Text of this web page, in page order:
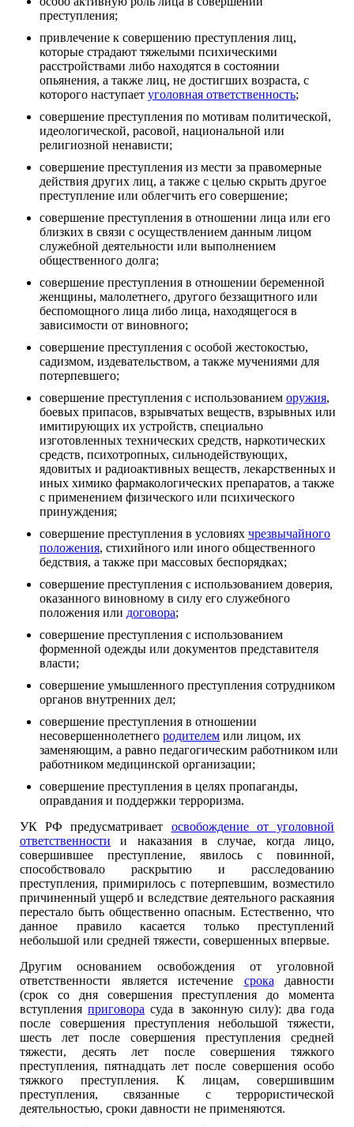
преступления;
привлечение к совершению преступления лиц,
которые страдают тяжелыми психическими
расстройствами либо находятся в состоянии
опьянения, а также лиц, не достигших возраста, с
которого наступает уголовная ответственность;
совершение преступления по мотивам политической,
идеологической, расовой, национальной или
религиозной ненависти;
совершение преступления из мести за правомерные
действия других лиц, а также с целью скрыть другое
преступление или облегчить его совершение;
совершение преступления в отношении лица или его
близких в связи с осуществлением данным лицом
служебной деятельности или выполнением
общественного долга;
совершение преступления в отношении беременной
женщины, малолетнего, другого беззащитного или
беспомощного лица либо лица, находящегося в
зависимости от виновного;
совершение преступления с особой жестокостью,
садизмом, издевательством, а также мучениями для
потерпевшего;
совершение преступления с использованием оружия,
боевых припасов, взрывчатых веществ, взрывных или
имитирующих их устройств, специально
изготовленных технических средств, наркотических
средств, психотропных, сильнодействующих,
ядовитых и радиоактивных веществ, лекарственных и
иных химико фармакологических препаратов, а также
с применением физического или психического
принуждения;
совершение преступления в условиях чрезвычайного
положения, стихийного или иного общественного
бедствия, а также при массовых беспорядках;
совершение преступления с использованием доверия,
оказанного виновному в силу его служебного
положения или договора;
совершение преступления с использованием
форменной одежды или документов представителя
власти;
совершение умышленного преступления сотрудником
органов внутренних дел;
совершение преступления в отношении
несовершеннолетнего родителем или лицом, их
заменяющим, а равно педагогическим работником или
работником медицинской организации;
совершение преступления в целях пропаганды,
оправдания и поддержки терроризма.
УК РФ предусматривает освобождение от уголовной
ответственности и наказания в случае, когда лицо,
совершившее преступление, явилось с повинной,
способствовало раскрытию и расследованию
преступления, примирилось с потерпевшим, возместило
причиненный ущерб и вследствие деятельного раскаяния
перестало быть общественно опасным. Естественно, что
данное правило касается только преступлений
небольшой или средней тяжести, совершенных впервые.
Другим основанием освобождения от уголовной
ответственности является истечение срока давности
(срок со дня совершения преступления до момента
вступленияприговора суда в законную силу): два года
после совершения преступления небольшой тяжести,
шесть лет после совершения преступления средней
тяжести, десять лет после совершения тяжкого
преступления, пятнадцать лет после совершения особо
тяжкого преступления. К лицам, совершившим
преступления, связанные с террористической
деятельностью, сроки давности не применяются.